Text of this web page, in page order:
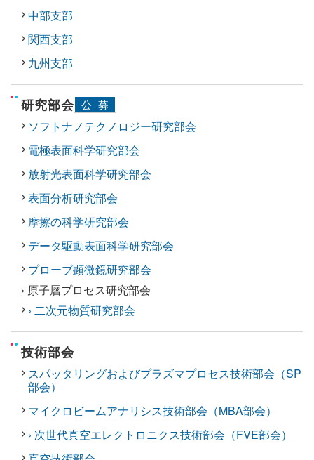
中部支部
関西支部
九州支部
研究部会 公募
ソフトナノテクノロジー研究部会
電極表面科学研究部会
放射光表面科学研究部会
表面分析研究部会
摩擦の科学研究部会
データ駆動表面科学研究部会
プローブ顕微鏡研究部会
› 原子層プロセス研究部会
› 二次元物質研究部会
技術部会
スパッタリングおよびプラズマプロセス技術部会（SP
部会）
マイクロビームアナリシス技術部会（MBA部会）
› 次世代真空エレクトロニクス技術部会（FVE部会）